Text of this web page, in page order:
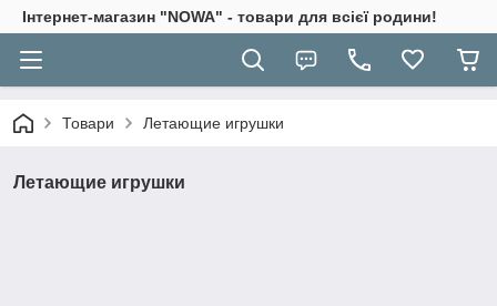
Інтернет-магазин "NOWA" - товари для всієї родини!
Товари Летающие игрушки
Летающие игрушки